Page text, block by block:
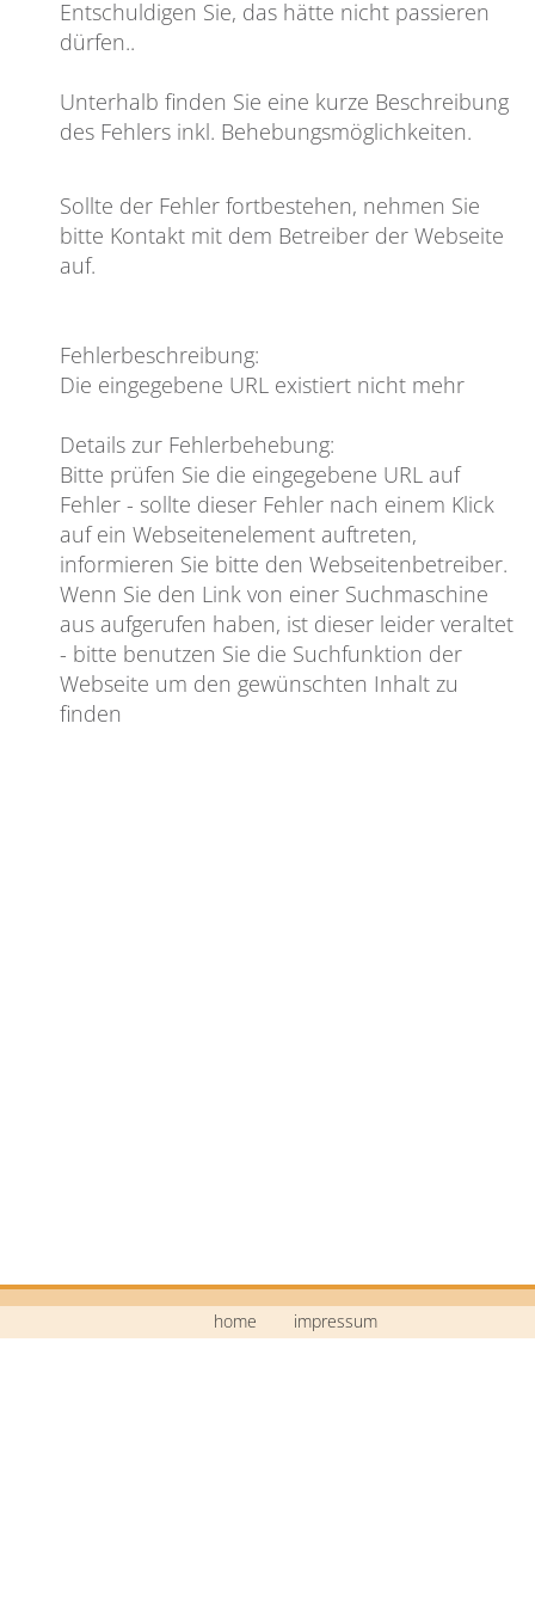
Entschuldigen Sie, das hätte nicht passieren
dürfen..
Unterhalb finden Sie eine kurze Beschreibung
des Fehlers inkl. Behebungsmöglichkeiten.
Sollte der Fehler fortbestehen, nehmen Sie
bitte Kontakt mit dem Betreiber der Webseite
auf.
Fehlerbeschreibung:
Die eingegebene URL existiert nicht mehr
Details zur Fehlerbehebung:
Bitte prüfen Sie die eingegebene URL auf
Fehler - sollte dieser Fehler nach einem Klick
auf ein Webseitenelement auftreten,
informieren Sie bitte den Webseitenbetreiber.
Wenn Sie den Link von einer Suchmaschine
aus aufgerufen haben, ist dieser leider veraltet
- bitte benutzen Sie die Suchfunktion der
Webseite um den gewünschten Inhalt zu
finden
home impressum